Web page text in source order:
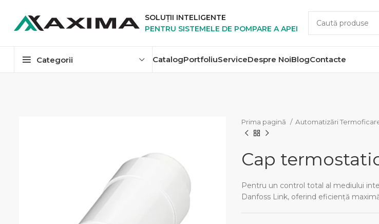
SOLUȚII INTELIGENTE
PENTRU SISTEMELE DE POMPARE A APEI
Categorii CatalogPortfoliuServiceDespre NoiBlogContacte
Prima pagină Automatizări
Cap
Pentru un control total al mediului
Danfoss Link, oferind eficienţă